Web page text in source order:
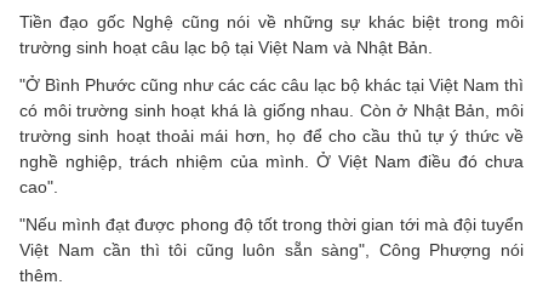
Tiền đạo gốc Nghệ cũng nói về những sự khác biệt trong môi
trường sinh hoạt câu lạc bộ tại Việt Nam và Nhật Bản.
"Ở Bình Phước cũng như các các câu lạc bộ khác tại Việt Nam thì
có môi trường sinh hoạt khá là giống nhau. Còn ở Nhật Bản, môi
trường sinh hoạt thoải mái hơn, họ để cho cầu thủ tự ý thức về
nghề nghiệp, trách nhiệm của mình. Ở Việt Nam điều đó chưa
cao".
"Nếu mình đạt được phong độ tốt trong thời gian tới mà đội tuyển
Việt Nam cần thì tôi cũng luôn sẵn sàng", Công Phượng nói
thêm.